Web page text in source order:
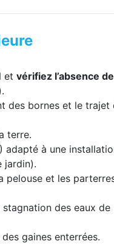
et vérifiez l’absence de
des bornes et le trajet
terre.
adapté à une
jardin).
pelouse et les
des eaux de
gaines enterrées.